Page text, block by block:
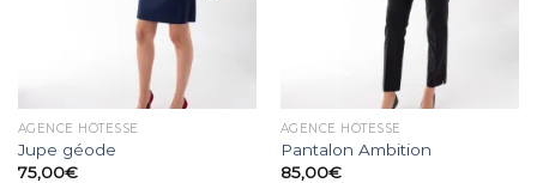
AGENCE HÔTESSE
Jupe géode
75,00€
AGENCE HÔTESSE
Pantalon Ambition
85,00€